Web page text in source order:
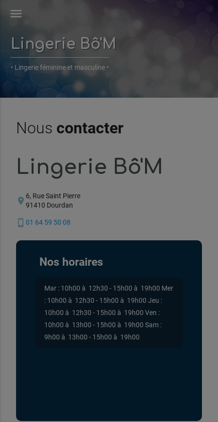
menu
Lingerie Bô'M
• Lingerie féminine et masculine •
Nous contacter
Lingerie Bô'M
location_on 6, Rue Saint Pierre
91410 Dourdan
phone_iphone 01 64 59 50 08
Nos horaires
Mar : 10h00 à 12h30 - 15h00 à 19h00 Mer
: 10h00 à 12h30 - 15h00 à 19h00 Jeu :
10h00 à 12h30 - 15h00 à 19h00 Ven :
10h00 à 13h00 - 15h00 à 19h00 Sam :
9h00 à 13h00 - 15h00 à 19h00